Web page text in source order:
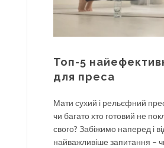
Топ-5
для преса
Мати сухий і рельєфний
чи багато хто готовий не
свого? Забіжимо наперед і
найважливіше запитання –